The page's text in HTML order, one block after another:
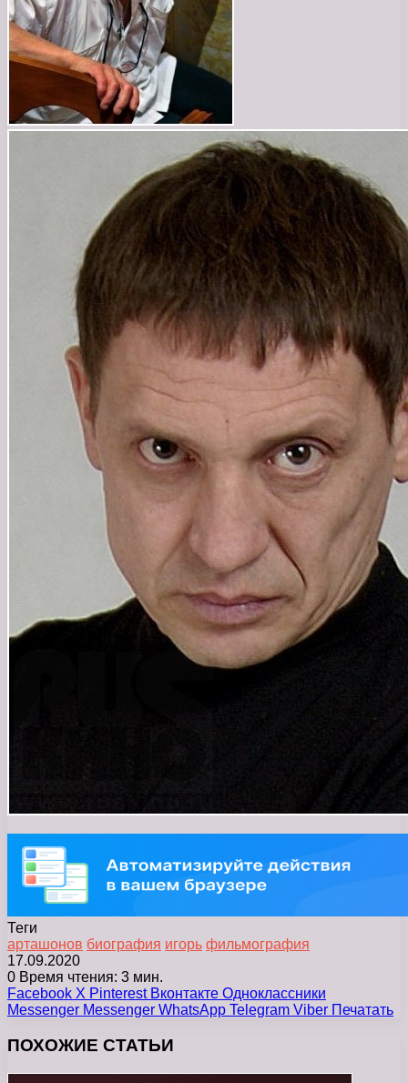
Теги
арташонов биография игорь фильмография
17.09.2020
0 Время чтения: 3 мин.
Facebook X Pinterest Вконтакте Одноклассники
Messenger Messenger WhatsApp Telegram Viber Печатать
ПОХОЖИЕ СТАТЬИ